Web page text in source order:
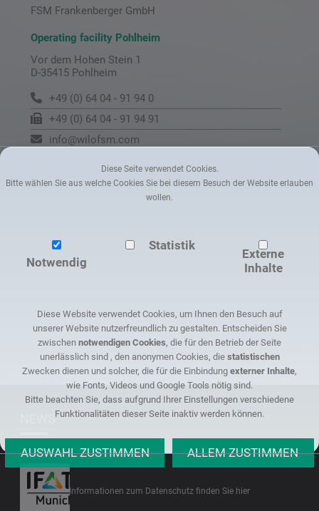
FSM Frankenberger GmbH
Operating facility Pohlheim
Vor dem Hohen Stein 1
D-35415 Pohlheim
+49 (0) 64 04 - 91 94 0
+49 (0) 64 04 - 91 94 91
info@wilofsm.com
Diese Seite verwendet Cookies.
Bitte wählen Sie aus welche Cookies Sie bei diesem Besuch der Website erlauben
wollen.
Notwendig
Statistik
Externe
Inhalte
Diese Website verwendet Cookies, um Ihnen den Besuch auf
unserer Website nutzerfreundlich zu gestalten. Entscheiden Sie
zwischen notwendigen Cookies, die für den Betrieb der Seite
unerlässlich sind , den anonymen Cookies, die statistischen
Zwecken dienen und solcher, die für die Einbindung externer Inhalte,
wie Fonts, Videos und Google Tools nötig sind.
Bitte beachten Sie, dass aufgrund Ihrer Einstellungen verschiedene
Funktionalitäten dieser Seite inaktiv werden können.
Informationen zum Datenschutz finden Sie hier
NEWS